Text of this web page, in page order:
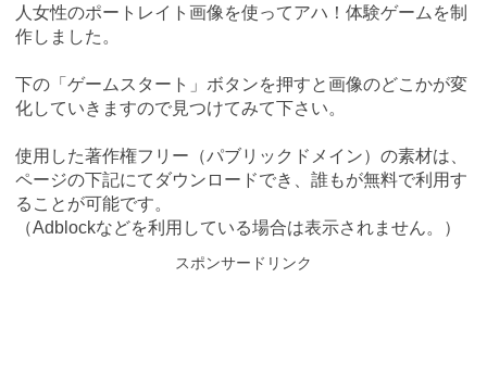
人女性のポートレイト画像を使ってアハ！体験ゲームを制
作しました。
下の「ゲームスタート」ボタンを押すと画像のどこかが変
化していきますので見つけてみて下さい。
使用した著作権フリー（パブリックドメイン）の素材は、
ページの下記にてダウンロードでき、誰もが無料で利用す
ることが可能です。
（Adblockなどを利用している場合は表示されません。）
スポンサードリンク